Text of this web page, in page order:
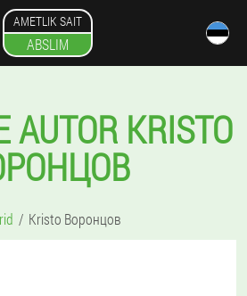
AMETLIK SAIT
ABSLIM
AUTOR KRISTO
Kristo Воронцов